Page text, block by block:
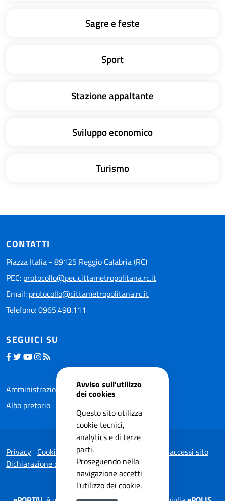
Sagre e feste
Sport
Stazione appaltante
Sviluppo economico
Turismo
CONTATTI
Piazza Italia - 89125 Reggio Calabria (RC)
PEC: protocollo@pec.cittametropolitana.rc.it
Email: protocollo@cittametropolitana.rc.it
Telefono: 0965.498.111
SEGUICI SU
Amministrazione trasparente
Albo pretorio
Privacy Cookie Policy Note legali
Statistiche accessi sito
Dichiarazione di accessibilità
Avviso sull'utilizzo
dei cookies
Questo sito utilizza
cookie tecnici,
analytics e di terze
parti.
Proseguendo nella
navigazione accetti
l'utilizzo dei cookie.